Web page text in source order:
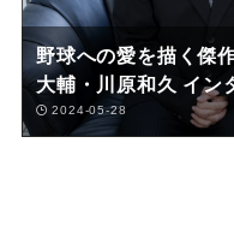
野球への愛を描く傑
大輔・川原和久 イン
2024-05-28